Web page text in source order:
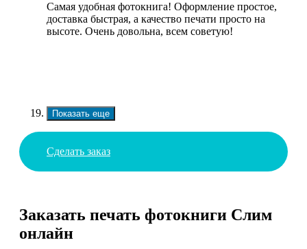
Самая удобная фотокнига! Оформление простое,
доставка быстрая, а качество печати просто на
высоте. Очень довольна, всем советую!
Показать еще
Сделать заказ
Заказать печать фотокниги Слим
онлайн